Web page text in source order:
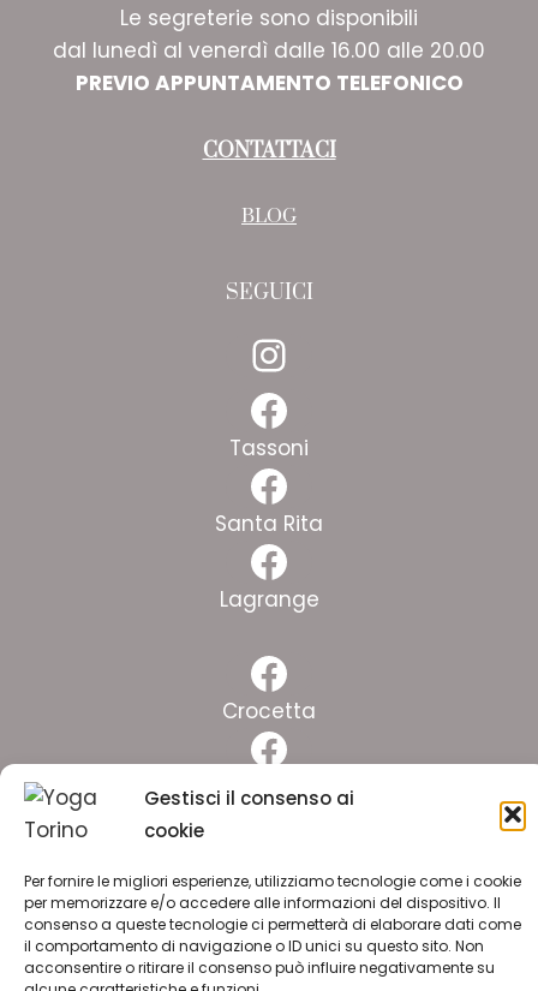
Gestisci il consenso ai
cookie
Per fornire le migliori esperienze, utilizziamo tecnologie come i cookie
per memorizzare e/o accedere alle informazioni del dispositivo. Il
consenso a queste tecnologie ci permetterà di elaborare dati come
il comportamento di navigazione o ID unici su questo sito. Non
acconsentire o ritirare il consenso può influire negativamente su
Le segreterie sono disponibili
dal lunedì al venerdì dalle 16.00 alle 20.00
PREVIO APPUNTAMENTO TELEFONICO
CONTATTACI
BLOG
SEGUICI
Instagram
Facebook
Tassoni
Facebook
Santa Rita
Facebook
Lagrange
Facebook
Crocetta
Facebook
ISCRIVITI ALLA NEWSLETTER